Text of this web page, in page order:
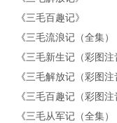
《三毛百趣记》
《三毛流浪记（全集
《三毛新生记（彩图注
《三毛解放记（彩图注
《三毛百趣记（彩图注
《三毛从军记（全集